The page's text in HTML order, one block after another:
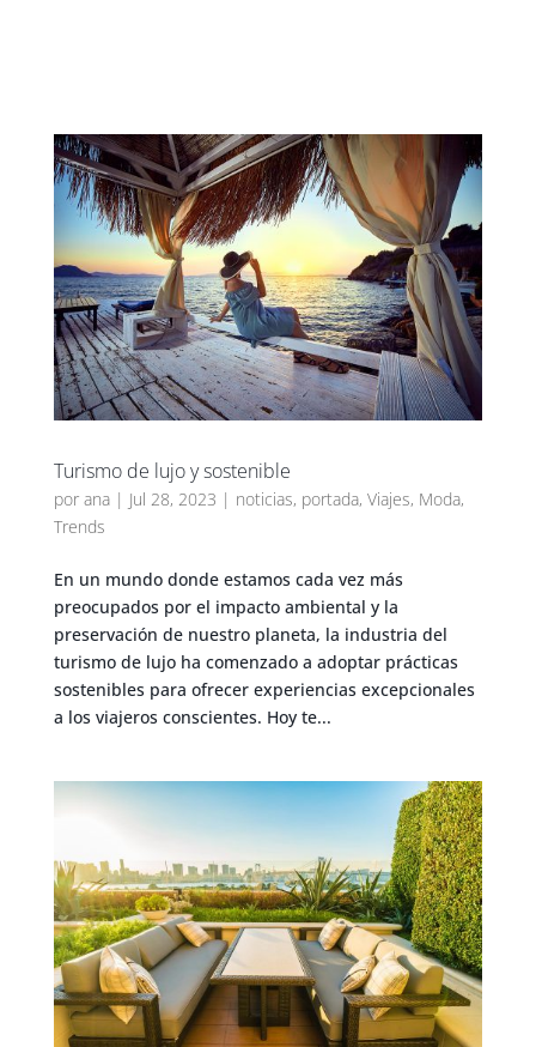
Turismo de lujo y sostenible
por ana| Jul 28, 2023 | noticias, portada, Viajes, Moda,
Trends
En un mundo donde estamos cada vez más
preocupados por el impacto ambiental y la
preservación de nuestro planeta, la industria del
turismo de lujo ha comenzado a adoptar prácticas
sostenibles para ofrecer experiencias excepcionales
a los viajeros conscientes. Hoy te...